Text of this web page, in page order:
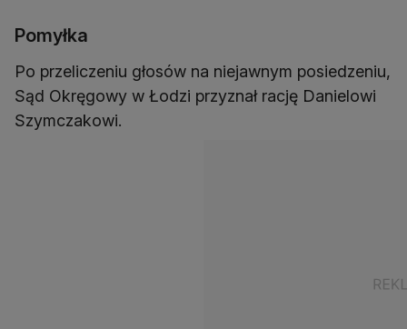
Pomyłka
Po przeliczeniu głosów na niejawnym posiedzeniu,
Sąd Okręgowy w Łodzi przyznał rację Danielowi
Szymczakowi.